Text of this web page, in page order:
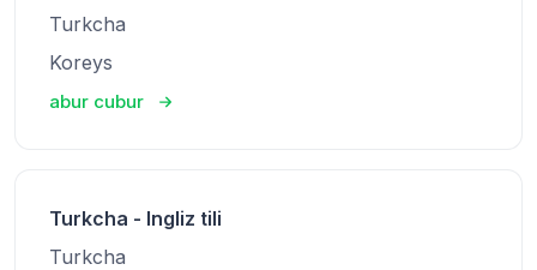
Turkcha
Koreys
abur cubur
Turkcha - Ingliz tili
Turkcha